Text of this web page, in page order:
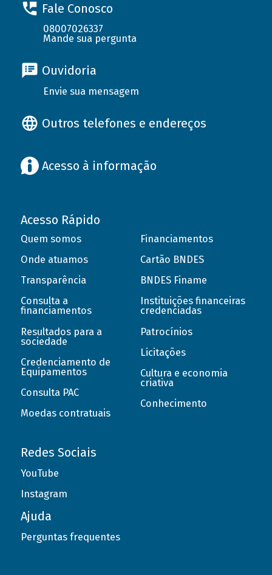
Fale Conosco
08007026337
Mande sua pergunta
Ouvidoria
Envie sua mensagem
Outros telefones e endereços
Acesso à informação
Acesso Rápido
Quem somos
Onde atuamos
Transparência
Consulta a
financiamentos
Resultados para a
sociedade
Credenciamento de
Equipamentos
Consulta PAC
Moedas contratuais
Financiamentos
Cartão BNDES
BNDES Finame
Instituições financeiras
credenciadas
Patrocínios
Licitações
Cultura e economia
criativa
Conhecimento
Redes Sociais
YouTube
Instagram
Ajuda
Perguntas frequentes